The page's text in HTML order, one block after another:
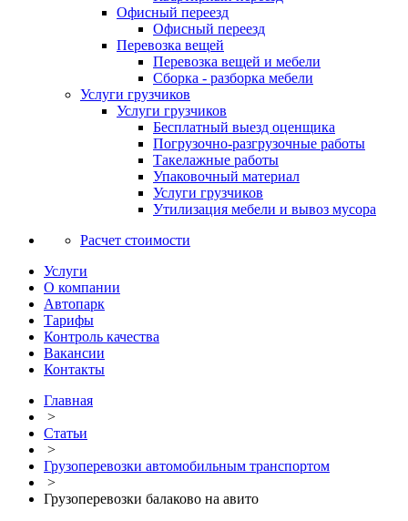
Офисный переезд
Офисный переезд
Перевозка вещей
Перевозка вещей и мебели
Сборка - разборка мебели
Услуги грузчиков
Услуги грузчиков
Бесплатный выезд оценщика
Погрузочно-разгрузочные работы
Такелажные работы
Упаковочный материал
Услуги грузчиков
Утилизация мебели и вывоз мусора
Расчет стоимости
Услуги
О компании
Автопарк
Тарифы
Контроль качества
Вакансии
Контакты
Главная
>
Статьи
>
Грузоперевозки автомобильным транспортом
>
Грузоперевозки балаково на авито